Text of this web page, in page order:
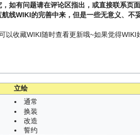
如有问题请在评论区指出，或直接联系页
线WIKI的完善中来，但是一些无意义、不
以收藏WIKI随时查看更新哦~如果觉得WIKI
立绘
通常
换装
改造
誓约